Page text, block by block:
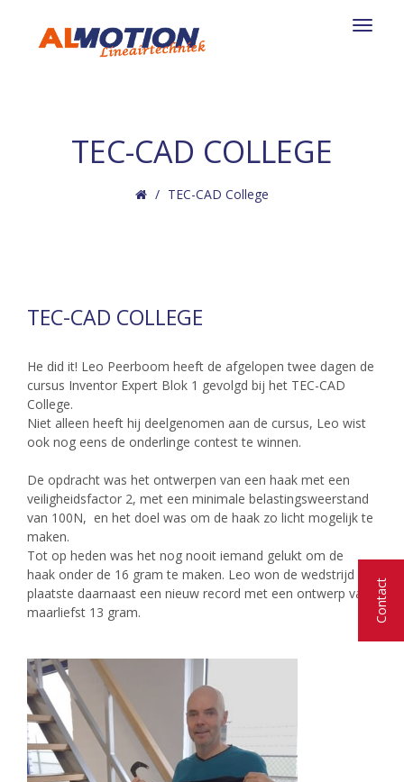
Contact
TEC-CAD COLLEGE
TEC-CAD College
TEC-CAD COLLEGE
He did it! Leo Peerboom heeft de afgelopen twee dagen de
cursus Inventor Expert Blok 1 gevolgd bij het TEC-CAD
College.
Niet alleen heeft hij deelgenomen aan de cursus, Leo wist
ook nog eens de onderlinge contest te winnen.
De opdracht was het ontwerpen van een haak met een
veiligheidsfactor 2, met een minimale belastingsweerstand
van 100N, en het doel was om de haak zo licht mogelijk te
maken.
Tot op heden was het nog nooit iemand gelukt om de
haak onder de 16 gram te maken. Leo won de wedstrijd en
plaatste daarnaast een nieuw record met een ontwerp van
maarliefst 13 gram.